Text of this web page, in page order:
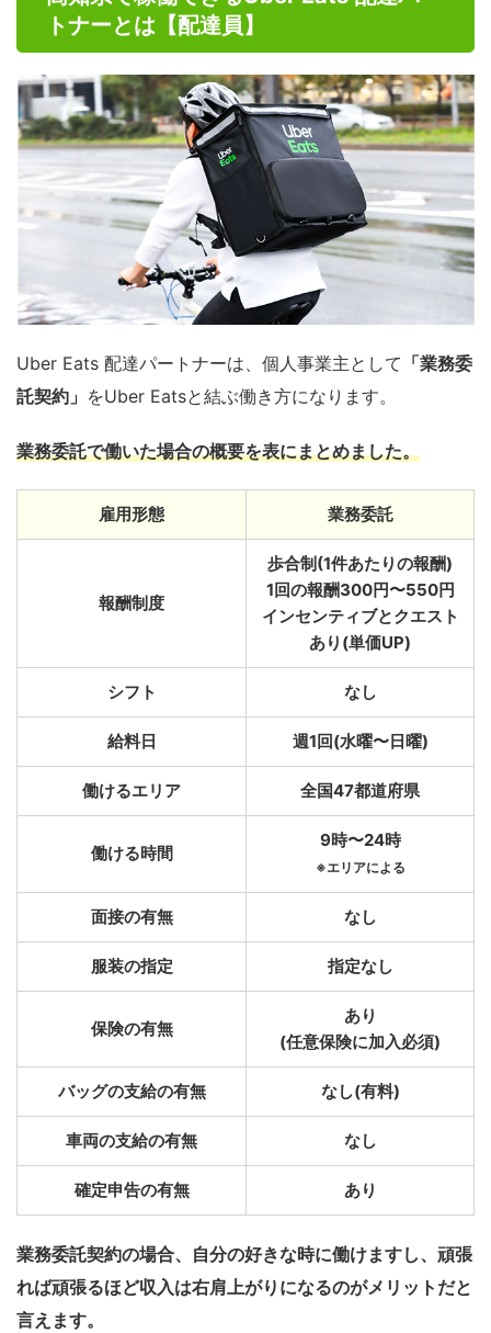
トナーとは【配達員】
Uber Eats 配達パートナーは、個人事業主として 「業務委
託契約」 をUber Eatsと結ぶ働き方になります。
業務委託で働いた場合の概要を表にまとめました。
雇用形態 業務委託
報酬制度
歩合制(1件あたりの報酬)
1回の報酬300円〜550円
インセンティブとクエスト
あり(単価UP)
シフト なし
給料日 週1回(水曜〜日曜)
働けるエリア 全国47都道府県
働ける時間
9時〜24時
※エリアによる
面接の有無 なし
服装の指定 指定なし
保険の有無
あり
(任意保険に加入必須)
バッグの支給の有無 なし(有料)
車両の支給の有無 なし
確定申告の有無 あり
業務委託契約の場合、自分の好きな時に働けますし、頑張
れば頑張るほど収入は右肩上がりになるのがメリットだと
言えます。